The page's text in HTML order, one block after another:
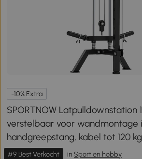
-10% Extra
SPORTNOW Latpulldownstation
verstelbaar voor wandmontage
handgreepstang, kabel tot 120 kg
#9 Best Verkocht in Sport en hobby